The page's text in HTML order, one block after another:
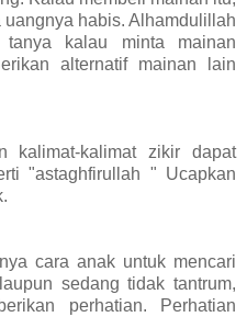
habis. Alhamdulillah
tanya kalau minta mainan
alternatif mainan lain
kalimat-kalimat zikir dapat
"astaghfirullah " Ucapkan
cara anak untuk mencari
sedang tidak tantrum,
perhatian. Perhatian